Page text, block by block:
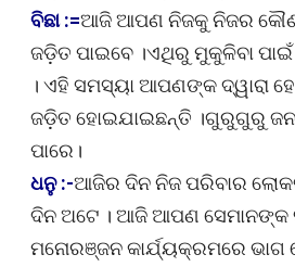
ବିଛା :=ଆଜି ଆପଣ ନିଜକୁ ନିଜର
ଜଡ଼ିତ ପାଇବେ ।ଏଥିରୁ ମୁକୁଳିବା
। ଏହି ସମସ୍ୟା ଆପଣଙ୍କ ଦ୍ୱାରା
ଜଡ଼ିତ ହୋଇଯାଇଛନ୍ତି ।ଗୁରୁଗୁରୁ
ପାରେ।
ଧନୁ :-ଆଜିର ଦିନ ନିଜ ପରିବାର
ଦିନ ଅଟେ । ଆଜି ଆପଣ
ମନୋରଞ୍ଜନ କାର୍ଯ୍ୟକ୍ରମରେ